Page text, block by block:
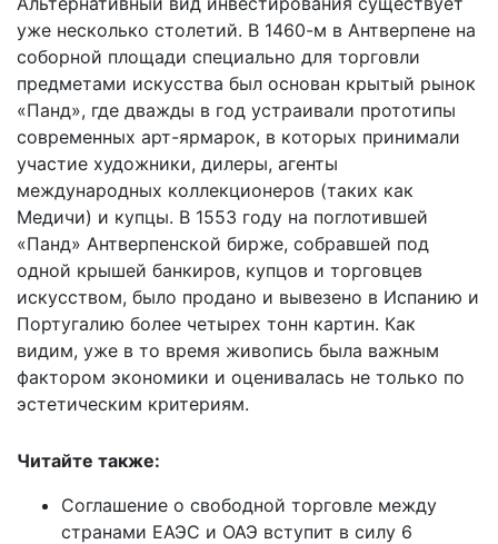
уже несколько столетий. В 1460-м в Антверпене на
соборной площади специально для торговли
предметами искусства был основан крытый рынок
«Панд», где дважды в год устраивали прототипы
современных арт-ярмарок, в которых принимали
участие художники, дилеры, агенты
международных коллекционеров (таких как
Медичи) и купцы. В 1553 году на поглотившей
«Панд» Антверпенской бирже, собравшей под
одной крышей банкиров, купцов и торговцев
искусством, было продано и вывезено в Испанию и
Португалию более четырех тонн картин. Как
видим, уже в то время живопись была важным
фактором экономики и оценивалась не только по
эстетическим критериям.
Читайте также:
Соглашение о свободной торговле между
странами ЕАЭС и ОАЭ вступит в силу 6